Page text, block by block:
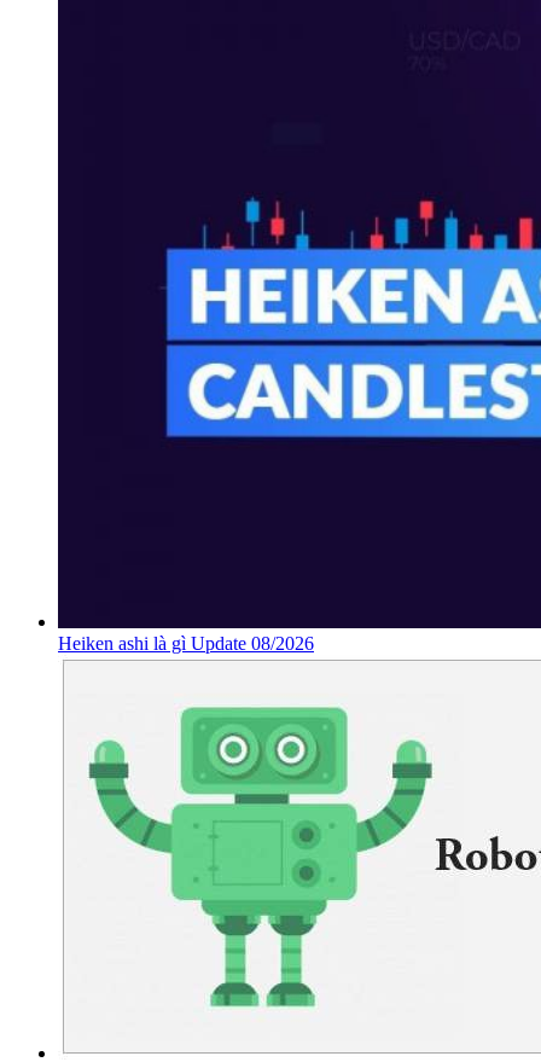
Heiken ashi là gì Update 08/2026